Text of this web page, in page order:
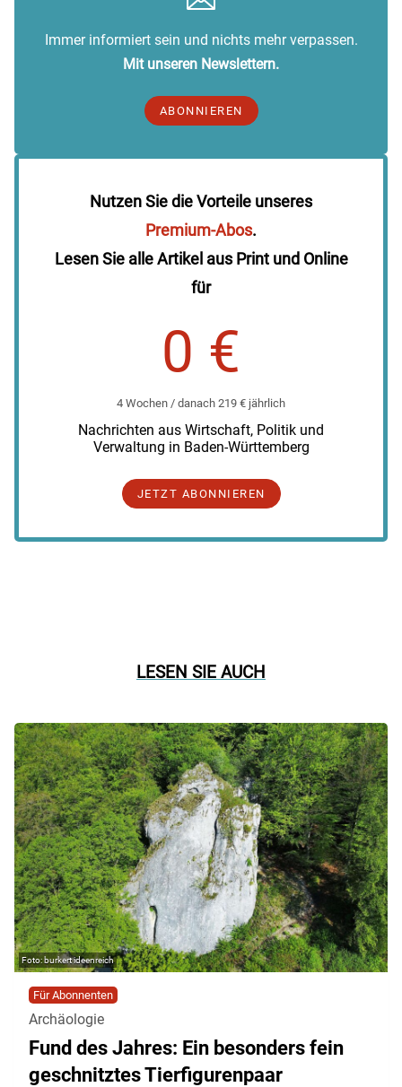
Immer informiert sein und nichts mehr verpassen.
Mit unseren Newslettern.
ABONNIEREN
Nutzen Sie die Vorteile unseres
Premium-Abos.
Lesen Sie alle Artikel aus Print und Online
für
0 €
4 Wochen / danach 219 € jährlich
Nachrichten aus Wirtschaft, Politik und
Verwaltung in Baden-Württemberg
JETZT ABONNIEREN
LESEN SIE AUCH
burkert ideenreich
Für Abonnenten
Archäologie
Fund des Jahres: Ein besonders fein
geschnitztes Tierfigurenpaar